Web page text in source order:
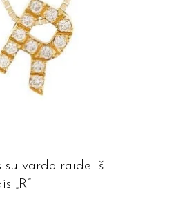
su vardo raide iš
„R”